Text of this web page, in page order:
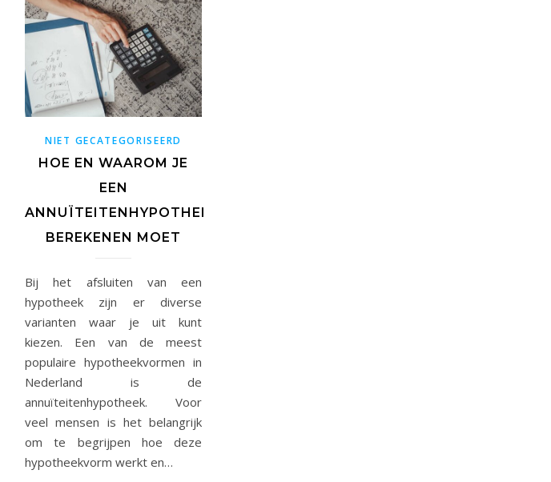
NIET GECATEGORISEERD
HOE EN WAAROM JE
EEN
ANNUÏTEITENHYPOTHEEK
BEREKENEN MOET
Bij het afsluiten van een
hypotheek zijn er diverse
varianten waar je uit kunt
kiezen. Een van de meest
populaire hypotheekvormen in
Nederland is de
annuïteitenhypotheek. Voor
veel mensen is het belangrijk
om te begrijpen hoe deze
hypotheekvorm werkt en…